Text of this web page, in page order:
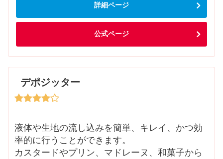
詳細ページ
公式ページ
デポジッター
液体や生地の流し込みを簡単、キレイ、かつ効
率的に行うことができます。
カスタードやプリン、マドレーヌ、和菓子から